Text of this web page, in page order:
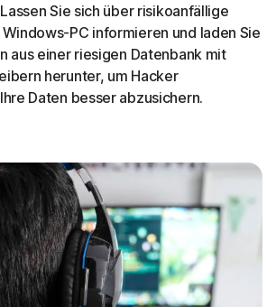
Sie sich über risikoanfällige
PC informieren und laden Sie
aus einer riesigen Datenbank mit
herunter, um Hacker
Daten besser abzusichern.